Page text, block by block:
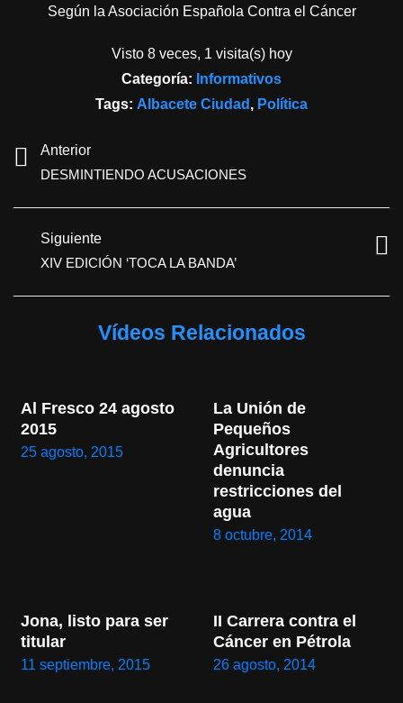
Según la Asociación Española Contra el Cáncer
Visto 8 veces, 1 visita(s) hoy
Categoría: Informativos
Tags: Albacete Ciudad , Política
Anterior
DESMINTIENDO ACUSACIONES
Siguiente
XIV EDICIÓN ‘TOCA LA BANDA’
Vídeos Relacionados
Al Fresco 24 agosto
2015
25 agosto, 2015
La Unión de
Pequeños
Agricultores
denuncia
restricciones del
agua
8 octubre, 2014
Jona, listo para ser
titular
11 septiembre, 2015
II Carrera contra el
Cáncer en Pétrola
26 agosto, 2014